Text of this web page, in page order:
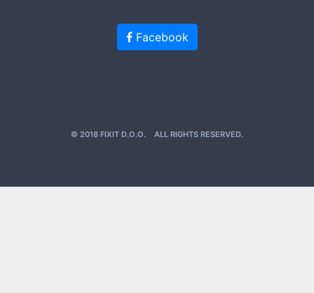
Facebook
© 2018 FIXIT D.O.O. ALL RIGHTS RESERVED.